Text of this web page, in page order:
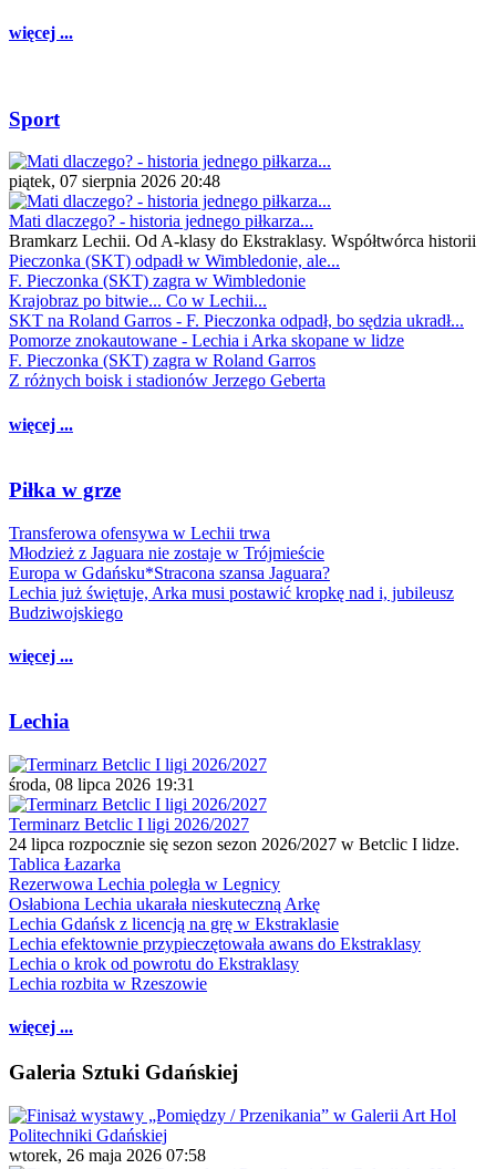
więcej ...
Sport
piątek, 07 sierpnia 2026 20:48
Mati dlaczego? - historia jednego piłkarza...
Bramkarz Lechii. Od A-klasy do Ekstraklasy. Współtwórca historii
Pieczonka (SKT) odpadł w Wimbledonie, ale...
F. Pieczonka (SKT) zagra w Wimbledonie
Krajobraz po bitwie... Co w Lechii...
SKT na Roland Garros - F. Pieczonka odpadł, bo sędzia ukradł...
Pomorze znokautowane - Lechia i Arka skopane w lidze
F. Pieczonka (SKT) zagra w Roland Garros
Z różnych boisk i stadionów Jerzego Geberta
więcej ...
Piłka w grze
Transferowa ofensywa w Lechii trwa
Młodzież z Jaguara nie zostaje w Trójmieście
Europa w Gdańsku*Stracona szansa Jaguara?
Lechia już świętuje, Arka musi postawić kropkę nad i, jubileusz
Budziwojskiego
więcej ...
Lechia
środa, 08 lipca 2026 19:31
Terminarz Betclic I ligi 2026/2027
24 lipca rozpocznie się sezon sezon 2026/2027 w Betclic I lidze.
Tablica Łazarka
Rezerwowa Lechia poległa w Legnicy
Osłabiona Lechia ukarała nieskuteczną Arkę
Lechia Gdańsk z licencją na grę w Ekstraklasie
Lechia efektownie przypieczętowała awans do Ekstraklasy
Lechia o krok od powrotu do Ekstraklasy
Lechia rozbita w Rzeszowie
więcej ...
Galeria Sztuki Gdańskiej
wtorek, 26 maja 2026 07:58